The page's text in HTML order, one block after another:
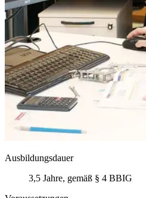
Ausbildungsdauer
3,5 Jahre, gemäß § 4 BBIG